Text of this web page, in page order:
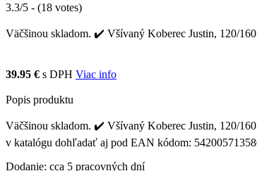
3.3/5 - (18 votes)
Väčšinou skladom. ✔️ Všívaný Koberec Justin, 120/160
39.95 € s DPH Viac info
Popis produktu
Väčšinou skladom. ✔️ Všívaný Koberec Justin, 120/
v katalógu dohľadať aj pod EAN kódom:
Dodanie: cca 5 pracovných dní